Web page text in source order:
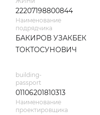
22207198800844
Наименование
подрядчика
БАКИРОВ УЗАКБЕК
ТОКТОСУНОВИЧ
building-
passport
01106201810313
Наименование
проектировщика